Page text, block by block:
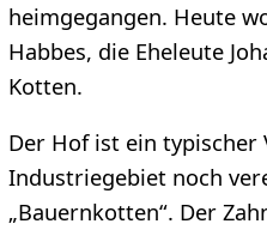
heimgegangen. Heute
Habbes, die Eheleute
Kotten.
Der Hof ist ein
Industriegebiet noch
„Bauernkotten“. Der